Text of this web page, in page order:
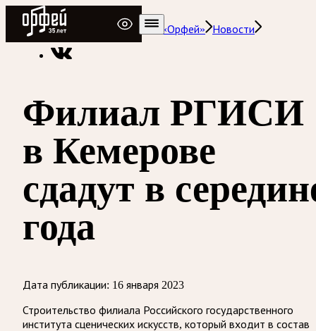
Радио Орфей
Радио классической музыки «Орфей»
Новости
Филиал РГИСИ
в Кемерове
сдадут в
года
Дата публикации: 16 января 2023
Строительство филиала Российского государственного
института сценических искусств, который входит в состав